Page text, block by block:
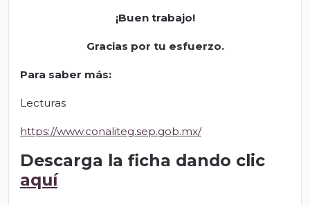
¡Buen trabajo!
Gracias por tu esfuerzo.
Para saber más:
Lecturas
https://www.conaliteg.sep.gob.mx/
Descarga la ficha dando clic
aquí